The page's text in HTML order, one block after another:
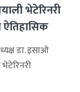
भेटेरिनरी
ऐतिहासिक
डा. इसाओ
पुर्‍याउँदै